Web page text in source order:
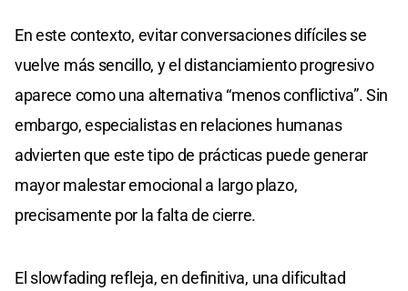
En este contexto, evitar conversaciones difíciles se
vuelve más sencillo, y el distanciamiento progresivo
aparece como una alternativa “menos conflictiva”. Sin
embargo, especialistas en relaciones humanas
advierten que este tipo de prácticas puede generar
mayor malestar emocional a largo plazo,
precisamente por la falta de cierre.
El slowfading refleja, en definitiva, una dificultad